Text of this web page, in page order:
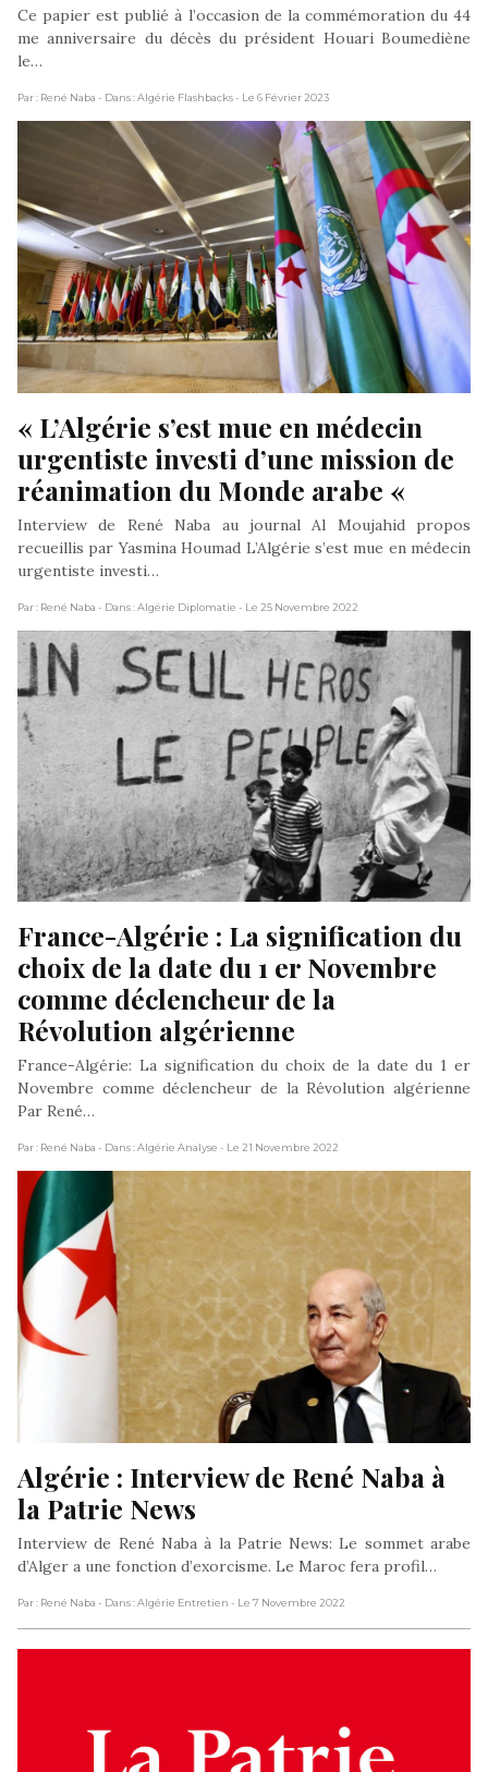
Ce papier est publié à l’occasion de la commémoration du 44
me anniversaire du décès du président Houari Boumediène
le…
Par : René Naba - Dans : Algérie Flashbacks- Le 6 Février 2023
« L’Algérie s’est mue en médecin
urgentiste investi d’une mission de
réanimation du Monde arabe «
Interview de René Naba au journal Al Moujahid propos
recueillis par Yasmina Houmad L’Algérie s’est mue en médecin
urgentiste investi…
Par : René Naba - Dans : Algérie Diplomatie - Le 25 Novembre 2022
France-Algérie : La signification du
choix de la date du 1 er Novembre
comme déclencheur de la
Révolution algérienne
France-Algérie: La signification du choix de la date du 1 er
Novembre comme déclencheur de la Révolution algérienne
Par René…
Par : René Naba - Dans : Algérie Analyse - Le 21 Novembre 2022
Algérie : Interview de René Naba à
la Patrie News
Interview de René Naba à la Patrie News: Le sommet arabe
d’Alger a une fonction d’exorcisme. Le Maroc fera profil…
Par : René Naba - Dans : Algérie Entretien - Le 7 Novembre 2022